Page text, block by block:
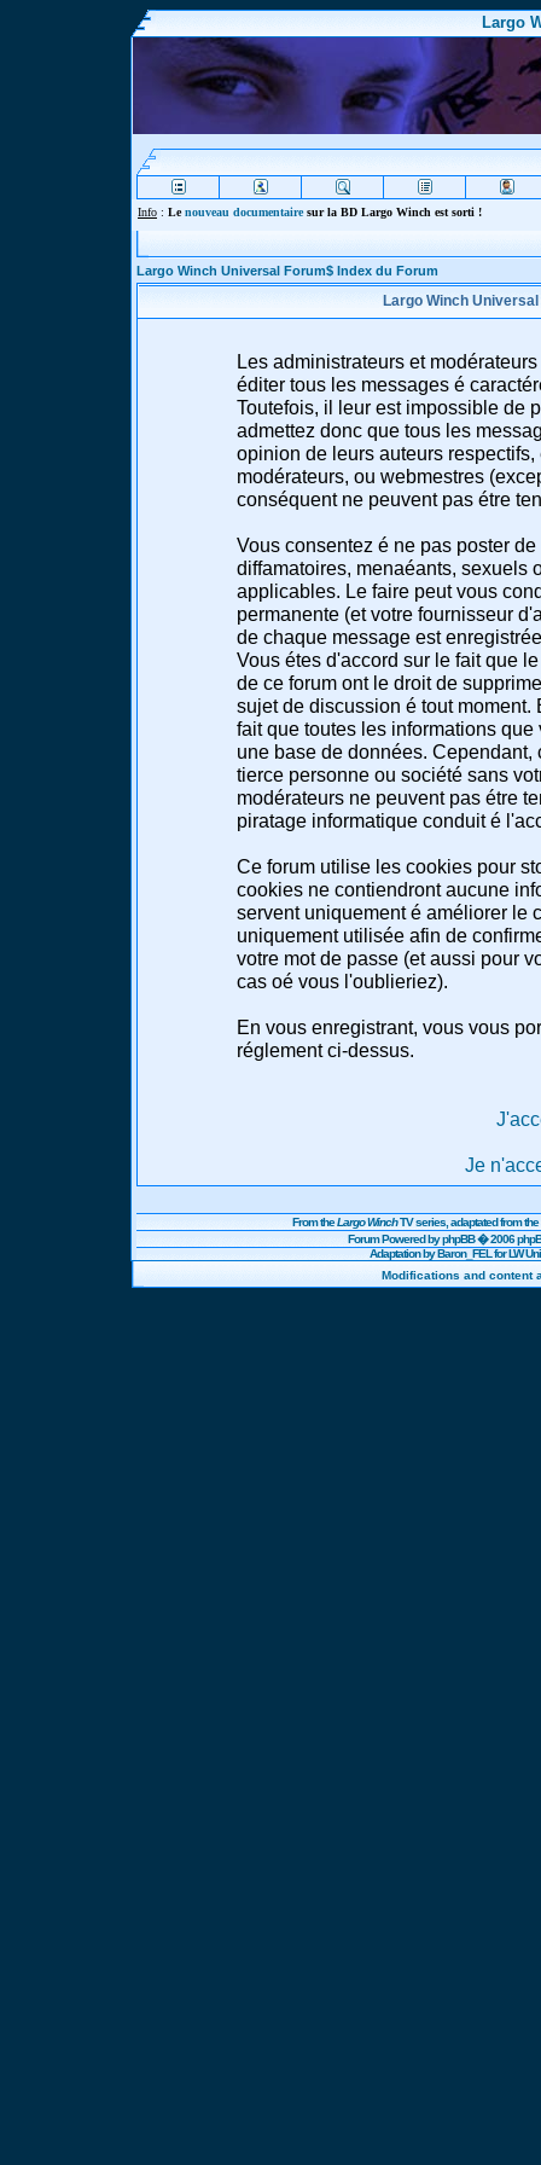
Largo
Info : Lenouveau documentairesur la BD Largo Winch est sorti !
Largo Winch Universal Forum$ Index du Forum
Largo Winch
Les administrateurs et
éditer tous les messages é
Toutefois, il leur est impossible de
admettez donc que tous les
opinion de leurs auteurs
modérateurs, ou webmestres
conséquent ne peuvent pas étre
Vous consentez é ne pas poster
diffamatoires, menaéants, sexuels
applicables. Le faire peut vous
permanente (et votre fournisseur
de chaque message est
Vous étes d'accord sur le fait que
de ce forum ont le droit de
sujet de discussion é tout
fait que toutes les informations
une base de données.
tierce personne ou société sans
modérateurs ne peuvent pas étre
piratage informatique conduit é
Ce forum utilise les cookies pour
cookies ne contiendront aucune
servent uniquement é améliorer le
uniquement utilisée afin de
votre mot de passe (et aussi pour
cas oé vous l'oublieriez).
En vous enregistrant, vous vous
réglement ci-dessus.
Je
From theLargo WinchTV series, adaptated from
Forum Powered byphpBB� 2006
Adaptation by Baron_FEL for LW
Modifications and content